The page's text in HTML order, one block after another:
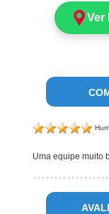
Ver
Uma equipe muito